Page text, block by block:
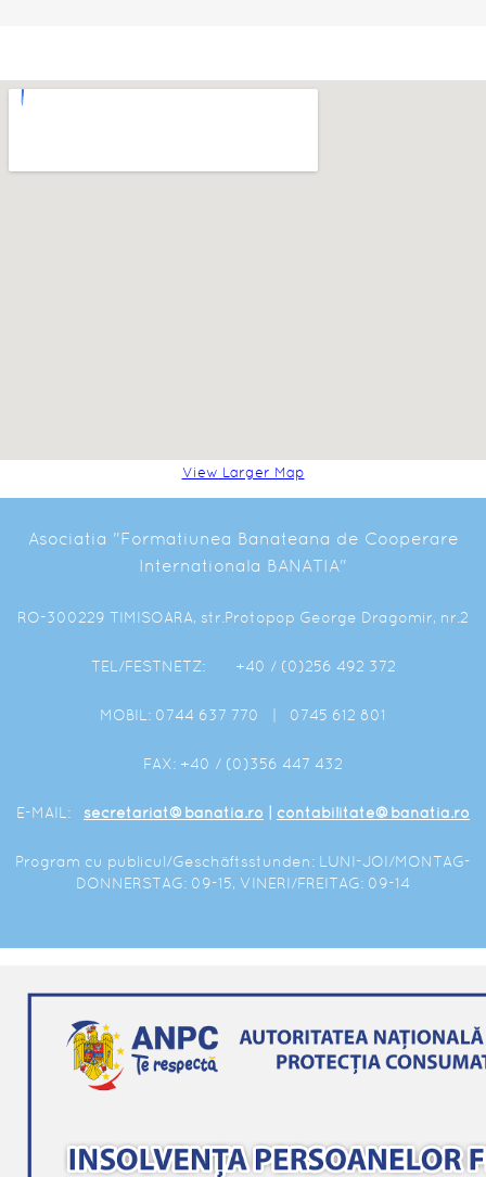
View Larger Map
Asociatia "Formatiunea Banateana de Cooperare
Internationala BANATIA"
RO-300229 TIMISOARA, str.Protopop George Dragomir, nr.2
TEL/FESTNETZ: +40 / (0)256 492 372
MOBIL: 0744 637 770 | 0745 612 801
FAX: +40 / (0)356 447 432
E-MAIL: secretariat@banatia.ro contabilitate@banatia.ro
Program cu publicul/Geschäftsstunden: LUNI-JOI/MONTAG-
DONNERSTAG: 09-15, VINERI/FREITAG: 09-14